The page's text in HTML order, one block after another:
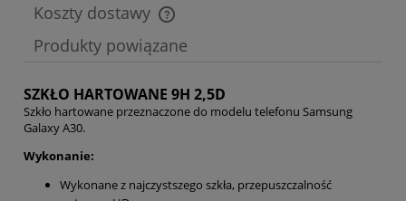
Koszty dostawy
Cena nie zawiera ewentualnych kosztów płatności
Produkty powiązane
SZKŁO HARTOWANE 9H 2,5D
Szkło hartowane przeznaczone do modelu telefonu Samsung
Galaxy A30.
Wykonanie:
Wykonane z najczystszego szkła, przepuszczalność